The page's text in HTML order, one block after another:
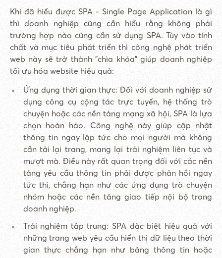
Khi đã hiểu được SPA - Single Page Application là gì
thì doanh nghiệp cũng cần hiểu rằng không phải
trường hợp nào cũng cần sử dụng SPA. Tùy vào tính
chất và mục tiêu phát triển thì công nghệ phát triển
web này sẽ trở thành "chìa khóa" giúp doanh nghiệp
tối ưu hóa website hiệu quả:
Ứng dụng thời gian thực: Đối với doanh nghiệp sử
dụng công cụ cộng tác trực tuyến, hệ thống trò
chuyện hoặc các nền tảng mạng xã hội, SPA là lựa
chọn hoàn hảo. Công nghệ này giúp cập nhật
thông tin ngay lập tức cho mọi người mà không
cần tải lại trang, mang lại trải nghiệm liên tục và
mượt mà. Điều này rất quan trọng đối với các nền
tảng yêu cầu thông tin phải được phản hồi ngay
tức thì, chẳng hạn như các ứng dụng trò chuyện
nhóm hoặc các nền tảng giao tiếp nội bộ trong
doanh nghiệp.
Trải nghiệm tập trung: SPA đặc biệt hiệu quả với
những trang web yêu cầu hiển thị dữ liệu theo thời
gian thực chẳng hạn như bảng thông tin hoặc